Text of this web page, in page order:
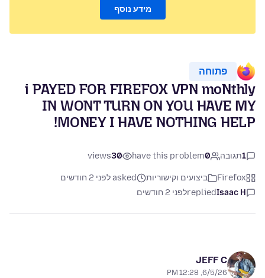
מידע נוסף
פתוחה
i PAYED FOR FIREFOX VPN moNthly
IN WONT TURN ON YOU HAVE MY
MONEY I HAVE NOTHING HELP!
1תגובה 0
have this problem
30
views
Firefox ביצועים וקישוריות
asked לפני 2 חודשים
Isaac H
repliedלפני 2 חודשים
JEFF C
6/5/26, 12:28 PM